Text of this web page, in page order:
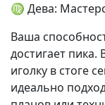
♍ Дева:
Ваша
достигает
иголку в стоге
идеально